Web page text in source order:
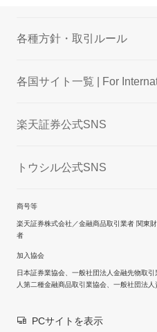
各種方針・取引ルール
各国サイト一覧 | For
楽天証券公式SNS
トウシル公式SNS
商号等
楽天証券株式会社／金融商品取引業者 関東
者
加入協会
日本証券業協会、一般社団法人金融先物取
人第二種金融商品取引業協会、一般社団法
PCサイトを表示